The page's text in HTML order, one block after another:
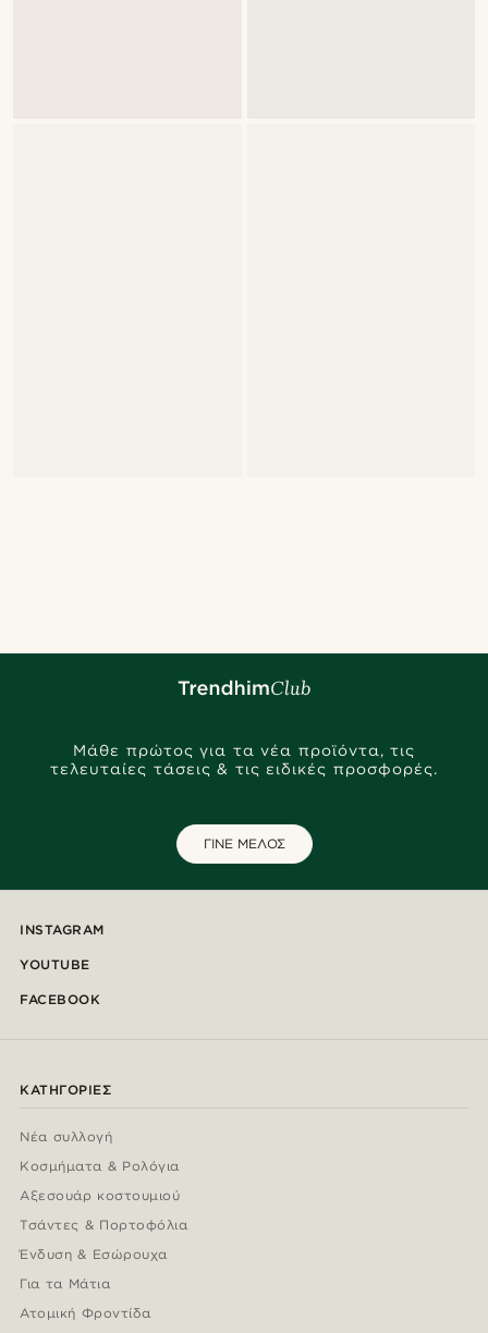
Μάθε πρώτος για τα νέα προϊόντα, τις
τελευταίες τάσεις & τις ειδικές προσφορές.
ΓΙΝΕ ΜΕΛΟΣ
INSTAGRAM
YOUTUBE
FACEBOOK
ΚΑΤΗΓΟΡΊΕΣ
Νέα συλλογή
Κοσμήματα & Ρολόγια
Αξεσουάρ κοστουμιού
Τσάντες & Πορτοφόλια
Ένδυση & Εσώρουχα
Για τα Μάτια
Ατομική Φροντίδα